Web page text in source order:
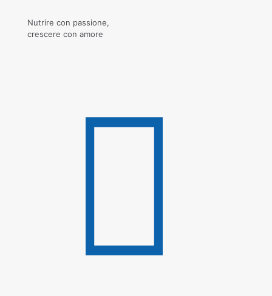
Nutrire con passione,
crescere con amore